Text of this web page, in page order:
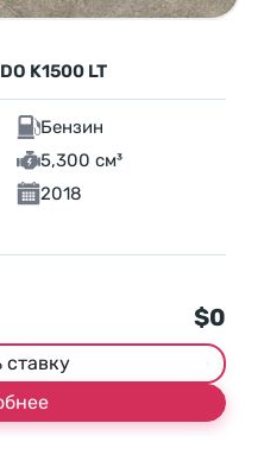
K1500 LT
Бензин
5,300 см³
2018
$0
ставку